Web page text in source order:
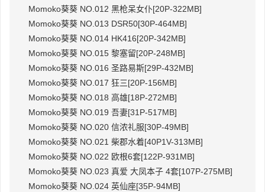
Momoko葵葵 NO.012 黑枪呆女仆[20P-322MB]
Momoko葵葵 NO.013 DSR50[30P-464MB]
Momoko葵葵 NO.014 HK416[20P-342MB]
Momoko葵葵 NO.015 黎塞留[20P-248MB]
Momoko葵葵 NO.016 圣路易斯[29P-432MB]
Momoko葵葵 NO.017 狂三[20P-156MB]
Momoko葵葵 NO.018 高雄[18P-272MB]
Momoko葵葵 NO.019 吾妻[31P-517MB]
Momoko葵葵 NO.020 信浓礼服[30P-49MB]
Momoko葵葵 NO.021 柴郡水着[40P1V-313MB]
Momoko葵葵 NO.022 欧根6套[122P-931MB]
Momoko葵葵 NO.023 真爱 大凤本子 4套[107P-275MB]
Momoko葵葵 NO.024 英仙座[35P-94MB]